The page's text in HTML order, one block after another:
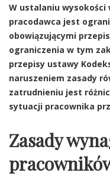
W ustalaniu
pracodawca jest
obowiązującymi
ograniczenia w tym
przepisy ustawy
naruszeniem zasady
zatrudnieniu jest
sytuacji pracownika
Zasady